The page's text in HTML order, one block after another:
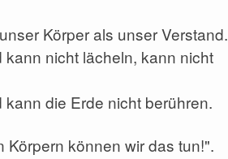
Körper als unser Verstand.
kann nicht lächeln, kann nicht
kann die Erde nicht berühren.
Körpern können wir das tun!".